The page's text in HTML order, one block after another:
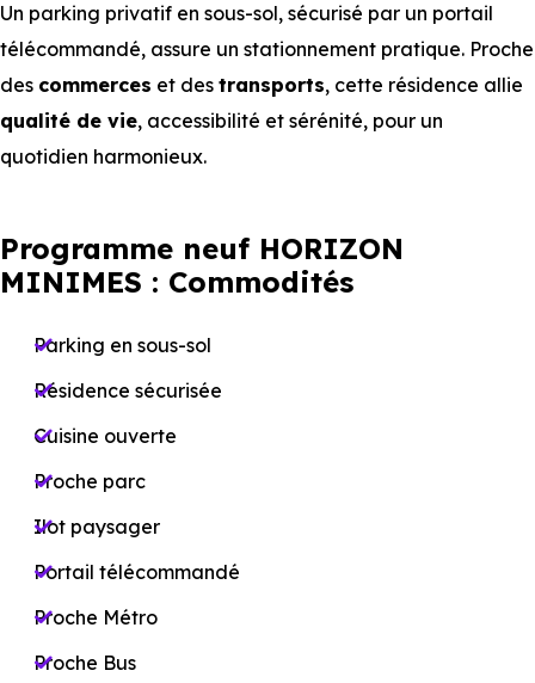
Un parking privatif en sous-sol, sécurisé par un portail
télécommandé, assure un stationnement pratique. Proche
des commerces et des transports, cette résidence allie
qualité de vie, accessibilité et sérénité, pour un
quotidien harmonieux.
Programme neuf HORIZON
MINIMES : Commodités
Parking en sous-sol
Résidence sécurisée
Cuisine ouverte
Proche parc
Ilot paysager
Portail télécommandé
Proche Métro
Proche Bus